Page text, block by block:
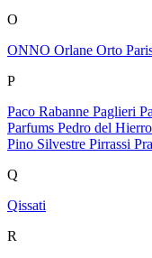
O
ONNO Orlane Orto
P
Paco Rabanne Paglieri
Parfums Pedro del Hierro
Pino Silvestre Pirrassi
Q
Qissati
R